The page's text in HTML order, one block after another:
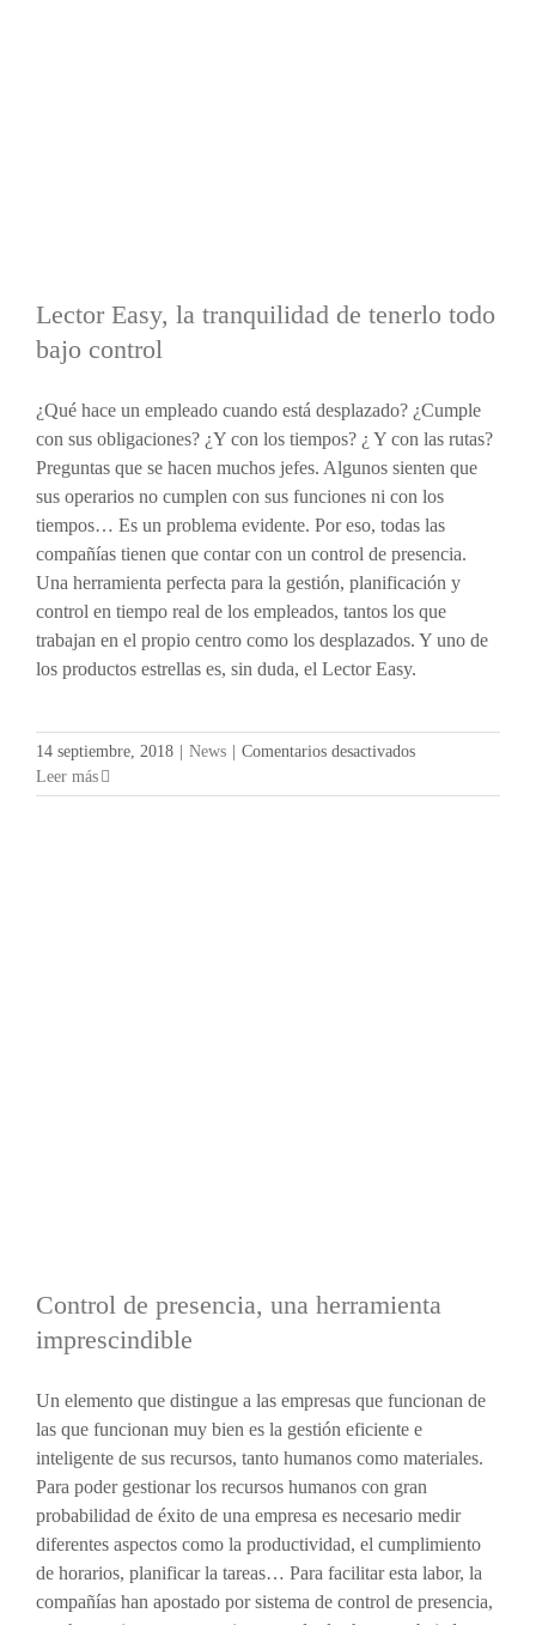
Lector Easy, la tranquilidad de tenerlo todo
bajo control
¿Qué hace un empleado cuando está desplazado? ¿Cumple
con sus obligaciones? ¿Y con los tiempos? ¿ Y con las rutas?
Preguntas que se hacen muchos jefes. Algunos sienten que
sus operarios no cumplen con sus funciones ni con los
tiempos… Es un problema evidente. Por eso, todas las
compañías tienen que contar con un control de presencia.
Una herramienta perfecta para la gestión, planificación y
control en tiempo real de los empleados, tantos los que
trabajan en el propio centro como los desplazados. Y uno de
los productos estrellas es, sin duda, el Lector Easy.
14 septiembre, 2018 | News | Comentarios desactivadosen
Easy,
Leer más
Control de presencia, una herramienta
imprescindible
Un elemento que distingue a las empresas que funcionan de
las que funcionan muy bien es la gestión eficiente e
inteligente de sus recursos, tanto humanos como materiales.
Para poder gestionar los recursos humanos con gran
probabilidad de éxito de una empresa es necesario medir
diferentes aspectos como la productividad, el cumplimiento
de horarios, planificar la tareas… Para facilitar esta labor, la
compañías han apostado por sistema de control de presencia,